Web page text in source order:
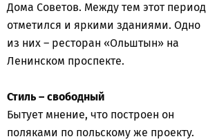
Дома Советов. Между тем этот период
отметился и яркими зданиями. Одно
из них – ресторан «Ольштын» на
Ленинском проспекте.
Стиль – свободный
Бытует мнение, что построен он
поляками по польскому же проекту.